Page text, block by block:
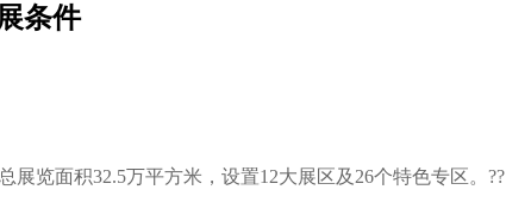
条件
展览面积32.5万平方米，设置12大展区及26个特色专区。??